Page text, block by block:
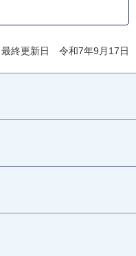
最終更新日 令和7年9月17日